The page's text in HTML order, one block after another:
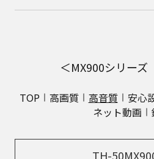
＜MX900シリー
TOP 高画質 高音質 安心
ネット動画
TH-